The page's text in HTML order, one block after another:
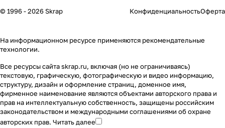
© 1996 - 2026 Skrap КонфиденциальностьОферта
На информационном ресурсе применяются рекомендательные
технологии.
Все ресурсы сайта skrap.ru, включая (но не ограничиваясь)
текстовую, графическую, фотографическую и видео информацию,
структуру, дизайн и оформление страниц, доменное имя,
фирменное наименование являются объектами авторского права и
прав на интеллектуальную собственность, защищены российским
законодательством и международными соглашениями об охране
авторских прав. Читать далее